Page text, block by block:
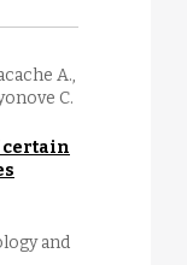
A.,
C.
certain
and